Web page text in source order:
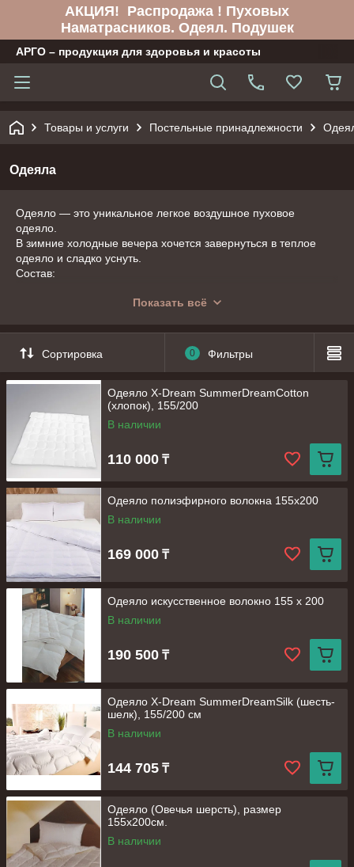
АКЦИЯ! Распродажа ! Пуховых
Наматрасников. Одеял. Подушек
АРГО – продукция для здоровья и красоты
Товары и услуги Постельные принадлежности
Одеяла
Одеяло — это уникальное легкое воздушное пуховое
одеяло.
В зимние холодные вечера хочется завернуться в теплое
одеяло и сладко уснуть.
Состав:
Чехол — 100% длинноволокнистый египетский хлопок.
Показать всё
Сортировка 0 Фильтры
Одеяло X-Dream SummerDreamCotton
(хлопок), 155/200
В наличии
110 000 ₸
Одеяло полиэфирного волокна 155х200
В наличии
169 000 ₸
Одеяло искусственное волокно 155 x 200
В наличии
190 500 ₸
Одеяло X-Dream SummerDreamSilk (шесть-
шелк), 155/200 см
В наличии
144 705 ₸
Одеяло (Овечья шерсть), размер
155х200см.
В наличии